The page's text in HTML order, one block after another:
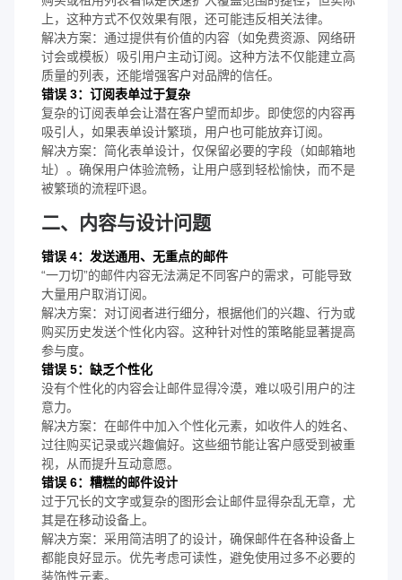
上，这种方式不仅效果有限，还可能违反相关法律。
解决方案：通过提供有价值的内容（如免费资源、网络研
讨会或模板）吸引用户主动订阅。这种方法不仅能建立高
质量的列表，还能增强客户对品牌的信任。
错误 3：订阅表单过于复杂
复杂的订阅表单会让潜在客户望而却步。即使您的内容再
吸引人，如果表单设计繁琐，用户也可能放弃订阅。
解决方案：简化表单设计，仅保留必要的字段（如邮箱地
址）。确保用户体验流畅，让用户感到轻松愉快，而不是
被繁琐的流程吓退。
二、内容与设计问题
错误 4：发送通用、无重点的邮件
“一刀切”的邮件内容无法满足不同客户的需求，可能导致
大量用户取消订阅。
解决方案：对订阅者进行细分，根据他们的兴趣、行为或
购买历史发送个性化内容。这种针对性的策略能显著提高
参与度。
错误 5：缺乏个性化
没有个性化的内容会让邮件显得冷漠，难以吸引用户的注
意力。
解决方案：在邮件中加入个性化元素，如收件人的姓名、
过往购买记录或兴趣偏好。这些细节能让客户感受到被重
视，从而提升互动意愿。
错误 6：糟糕的邮件设计
过于冗长的文字或复杂的图形会让邮件显得杂乱无章，尤
其是在移动设备上。
解决方案：采用简洁明了的设计，确保邮件在各种设备上
都能良好显示。优先考虑可读性，避免使用过多不必要的
装饰性元素。